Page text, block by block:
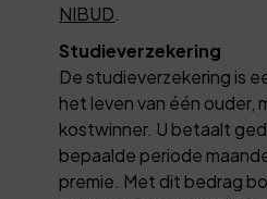
NIBUD
Studieverzekering
De studieverzekering is
het leven van één ouder,
kostwinner. U betaalt
bepaalde periode
premie. Met dit bedrag